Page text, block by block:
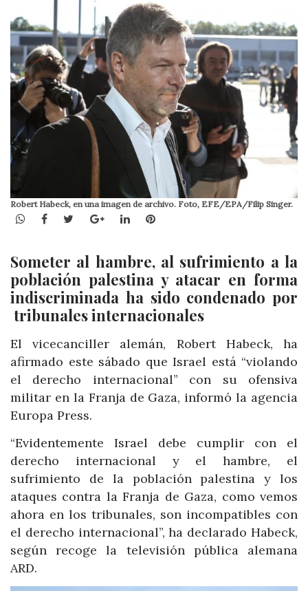
Robert Habeck, en una imagen de archivo. Foto, EFE/EPA/Filip Singer.
WhatsApp
Facebook
TwitterGoogle+LinkedInPinterest
Someter al hambre, al sufrimiento a la
población palestina y atacar en forma
indiscriminada ha sido condenado por
tribunales internacionales
El vicecanciller alemán, Robert Habeck, ha
afirmado este sábado que Israel está “violando
el derecho internacional” con su ofensiva
militar en la Franja de Gaza, informó la agencia
Europa Press.
“Evidentemente Israel debe cumplir con el
derecho internacional y el hambre, el
sufrimiento de la población palestina y los
ataques contra la Franja de Gaza, como vemos
ahora en los tribunales, son incompatibles con
el derecho internacional”, ha declarado Habeck,
según recoge la televisión pública alemana
ARD.